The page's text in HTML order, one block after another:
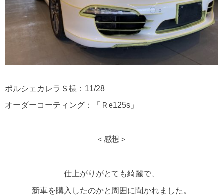
ポルシェカレラＳ様：11/28
オーダーコーティング：「Ｒe125s」
＜感想＞
仕上がりがとても綺麗で、
新車を購入したのかと周囲に聞かれました。